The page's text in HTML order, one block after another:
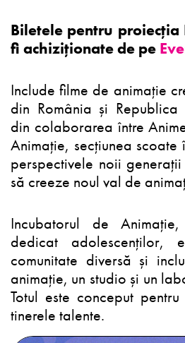
Biletele pentru proiecția
fi achiziționate de pe
Include filme de animație
din România și
din colaborarea între
Animație, secțiunea
perspectivele noii
să creeze noul val de
Incubatorul de
dedicat adolescenților,
comunitate diversă și
animație, un studio și un
Totul este conceput
tinerele talente.